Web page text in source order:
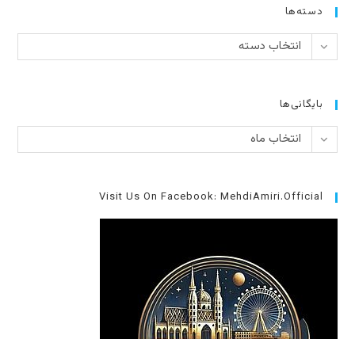
دسته‌ها
دسته‌ها انتخاب دسته
بایگانی‌ها
بایگانی‌هاانتخاب ماه
Visit Us On Facebook: MehdiAmiri.Official